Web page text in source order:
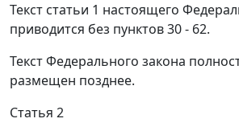
Текст статьи 1 настоящего
приводится без пунктов 30 - 62.
Текст Федерального закона
размещен позднее.
Статья 2